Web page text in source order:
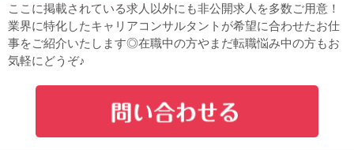
ここに掲載されている求人以外にも非公開求人を多数ご用意！
業界に特化したキャリアコンサルタントが希望に合わせたお仕
事をご紹介いたします◎在職中の方やまだ転職悩み中の方もお
気軽にどうぞ♪